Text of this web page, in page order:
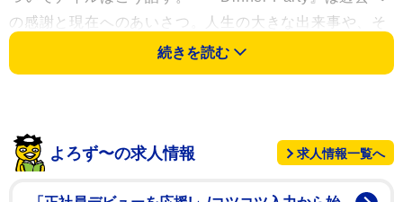
の感謝と現在へのあいさつ。人生の大きな出来事や、そ
の間にある小さくて時に上手くいかない瞬間までを描い
ている」
「誠実さのにじむ、セピア色の温かみを帯びた曲の
数々」が収録されていると説明している。
続きを読む
よろず〜の求人情報 求人情報一覧へ